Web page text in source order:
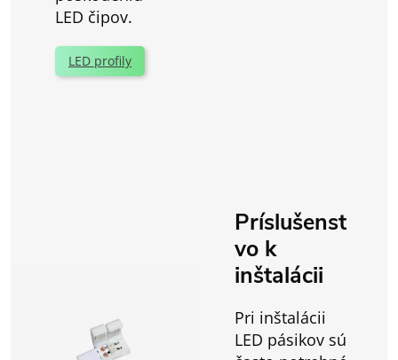
LED čipov.
LED profily
Príslušenst
vo k
inštalácii
Pri inštalácii
LED pásikov sú